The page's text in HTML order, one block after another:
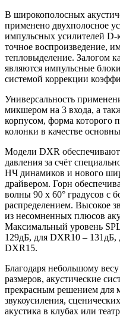
В широкополосных
применено двухполосное
импульсных усилителей D-
точное воспроизведение,
тепловыделение. Залогом
являются импульсные
системой коррекции
Универсальность
микшером на 3 входа, а
корпусом, форма которого
колонки в качестве
Модели DXR
давления за счёт
НЧ динамиков и нового
драйвером. Горн
волны 90 x 60° градусов с
распределением. Высокое
из несомненных плюсов
Максимальный уровень
129дБ, для DXR10 –
DXR15.
Благодаря небольшому
размеров, акустические
прекрасным решением для
звукоусиления,
акустика в клубах или